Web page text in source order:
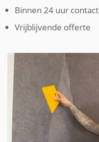
Binnen 24 uur contact
Vrijblijvende offerte